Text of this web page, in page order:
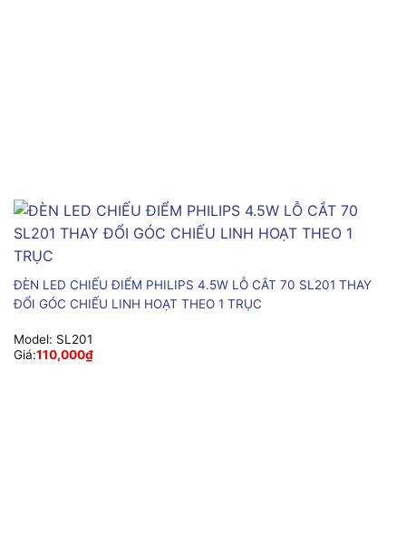
ĐÈN LED CHIẾU ĐIỂM PHILIPS 4.5W LỖ CẮT 70 SL201 THAY
ĐỔI GÓC CHIẾU LINH HOẠT THEO 1 TRỤC
Model: SL201
Giá:110,000₫